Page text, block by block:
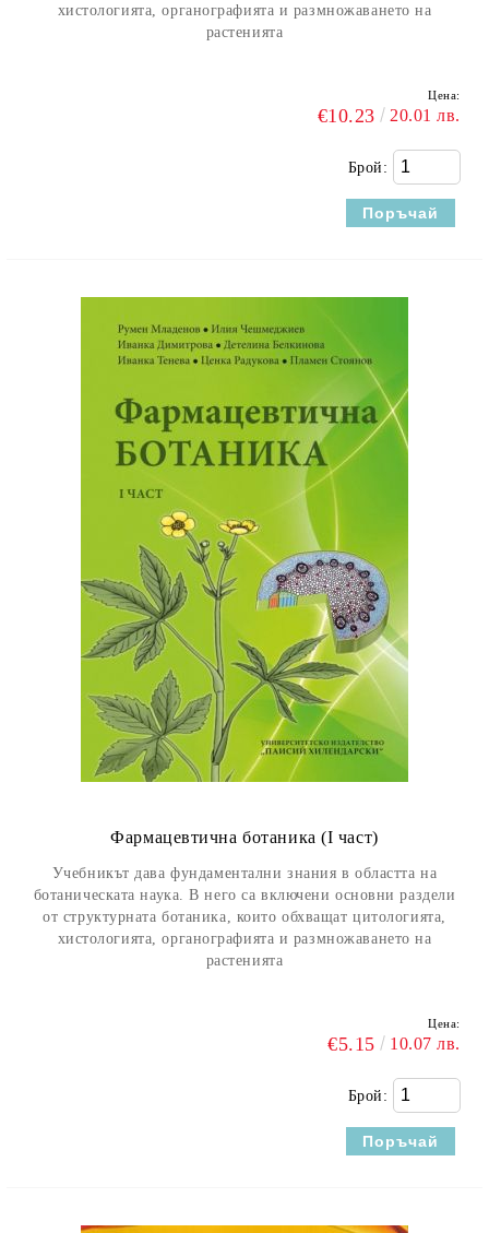
хистологията, органографията и размножаването на
растенията
Цена:
€10.23 20.01 лв.
Брой:
Фармацевтична ботаника (I част)
Учебникът дава фундаментални знания в областта на
ботаническата наука. В него са включени основни раздели
от структурната ботаника, които обхващат цитологията,
хистологията, органографията и размножаването на
растенията
Цена:
€5.15 10.07 лв.
Брой: